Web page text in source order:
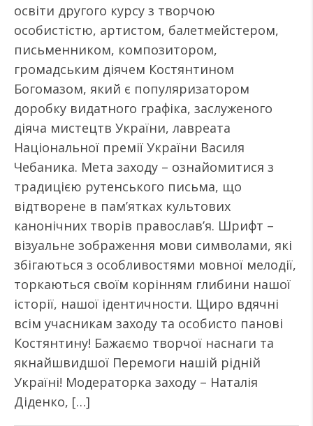
освіти другого курсу з творчою
особистістю, артистом, балетмейстером,
письменником, композитором,
громадським діячем Костянтином
Богомазом, який є популяризатором
доробку видатного графіка, заслуженого
діяча мистецтв України, лавреата
Національної премії України Василя
Чебаника. Мета заходу – ознайомитися з
традицією рутенського письма, що
відтворене в пам’ятках культових
канонічних творів православ’я. Шрифт –
візуальне зображення мови символами, які
збігаються з особливостями мовної мелодії,
торкаються своїм корінням глибини нашої
історії, нашої ідентичности. Щиро вдячні
всім учасникам заходу та особисто панові
Костянтину! Бажаємо творчої наснаги та
якнайшвидшої Перемоги нашій рідній
Україні! Модераторка заходу – Наталія
Діденко, […]